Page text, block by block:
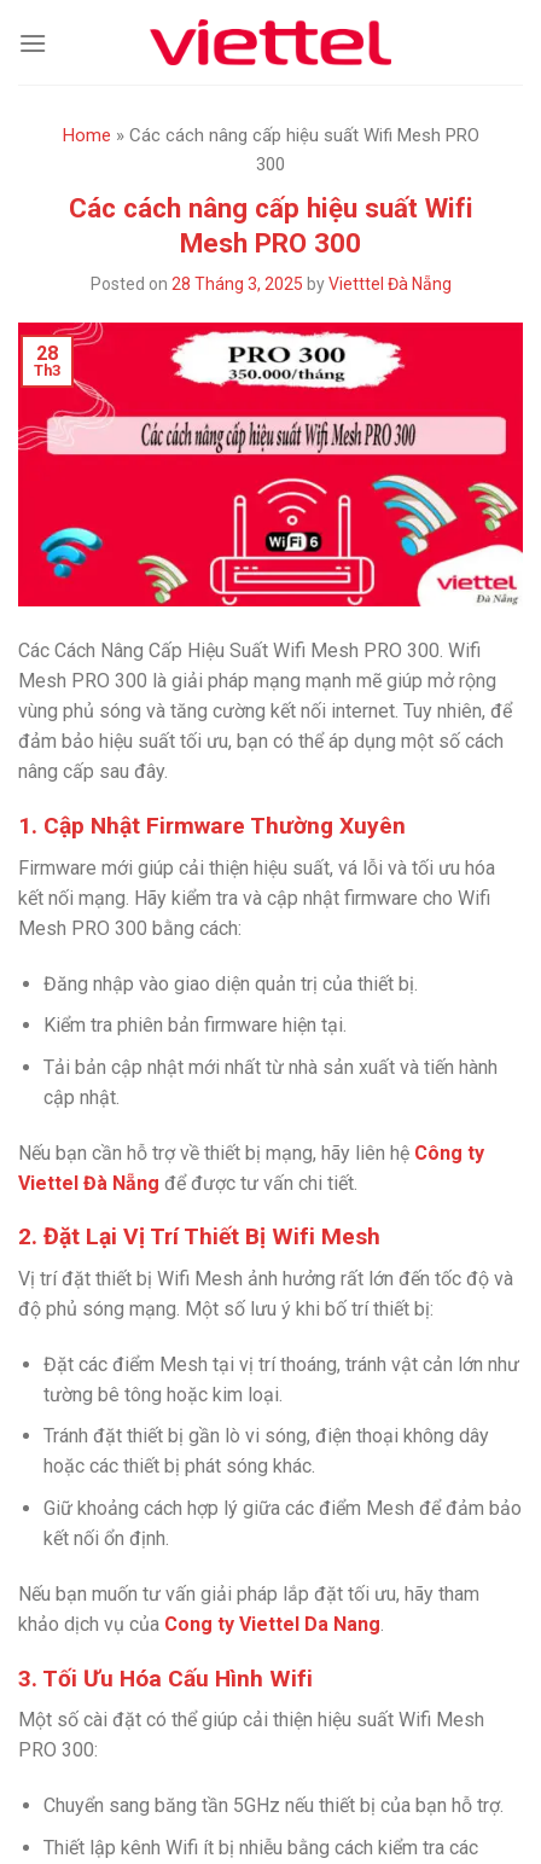
Home » Các cách nâng cấp hiệu suất Wifi Mesh PRO
300
Các cách nâng cấp hiệu suất Wifi
Mesh PRO 300
Posted on 28 Tháng 3, 2025 byVietttel Đà Nẵng
28
Th3
Các Cách Nâng Cấp Hiệu Suất Wifi Mesh PRO 300. Wifi
Mesh PRO 300 là giải pháp mạng mạnh mẽ giúp mở rộng
vùng phủ sóng và tăng cường kết nối internet. Tuy nhiên, để
đảm bảo hiệu suất tối ưu, bạn có thể áp dụng một số cách
nâng cấp sau đây.
1. Cập Nhật Firmware Thường Xuyên
Firmware mới giúp cải thiện hiệu suất, vá lỗi và tối ưu hóa
kết nối mạng. Hãy kiểm tra và cập nhật firmware cho Wifi
Mesh PRO 300 bằng cách:
Đăng nhập vào giao diện quản trị của thiết bị.
Kiểm tra phiên bản firmware hiện tại.
Tải bản cập nhật mới nhất từ nhà sản xuất và tiến hành
cập nhật.
Nếu bạn cần hỗ trợ về thiết bị mạng, hãy liên hệ Công ty
Viettel Đà Nẵng để được tư vấn chi tiết.
2. Đặt Lại Vị Trí Thiết Bị Wifi Mesh
Vị trí đặt thiết bị Wifi Mesh ảnh hưởng rất lớn đến tốc độ và
độ phủ sóng mạng. Một số lưu ý khi bố trí thiết bị:
Đặt các điểm Mesh tại vị trí thoáng, tránh vật cản lớn như
tường bê tông hoặc kim loại.
Tránh đặt thiết bị gần lò vi sóng, điện thoại không dây
hoặc các thiết bị phát sóng khác.
Giữ khoảng cách hợp lý giữa các điểm Mesh để đảm bảo
kết nối ổn định.
Nếu bạn muốn tư vấn giải pháp lắp đặt tối ưu, hãy tham
khảo dịch vụ của Cong ty Viettel Da Nang
3. Tối Ưu Hóa Cấu Hình Wifi
Một số cài đặt có thể giúp cải thiện hiệu suất Wifi Mesh
PRO 300:
Chuyển sang băng tần 5GHz nếu thiết bị của bạn hỗ trợ.
Thiết lập kênh Wifi ít bị nhiễu bằng cách kiểm tra các